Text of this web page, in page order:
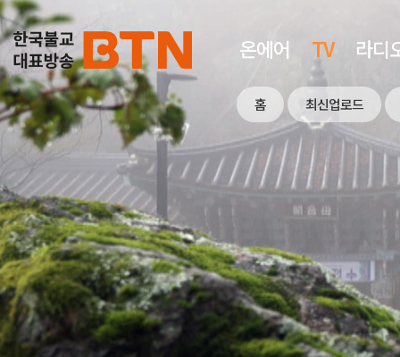
온에어 TV 라디
홈 최신업로드